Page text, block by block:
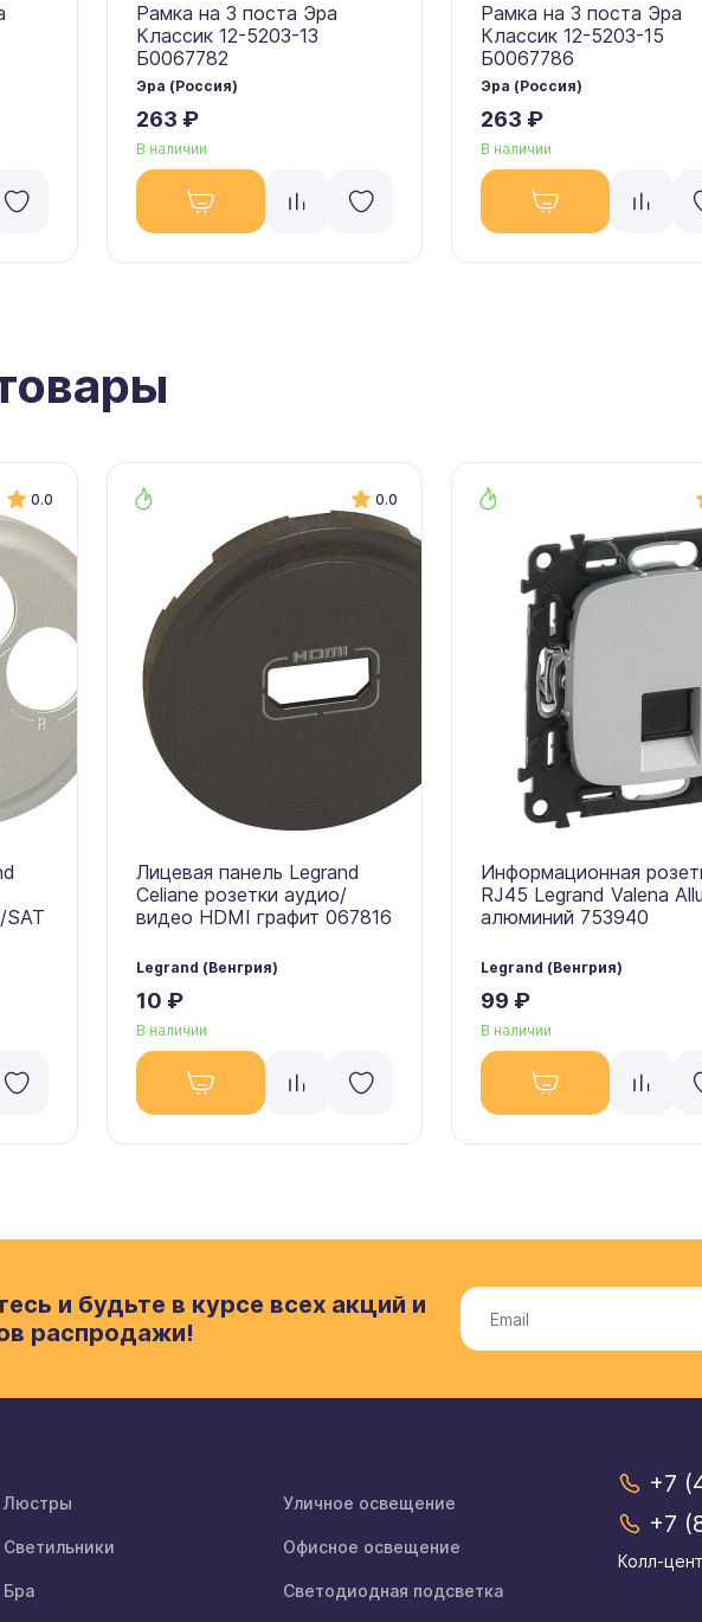
Рамка на 3 поста Эра
Классик 12-5203-13
Б0067782
Эра (Россия)
263 ₽
В наличии
Рамка на 3 поста Эра
Классик 12-5203-15
Б0067786
Эра (Россия)
263 ₽
В наличии
0.0
SAT
0.0
Лицевая панель Legrand
Celiane розетки аудио/
видео HDMI графит 067816
Legrand (Венгрия)
10 ₽
В наличии
Информационная
RJ45 Legrand Valena
алюминий 753940
Legrand (Венгрия)
99 ₽
В наличии
и будьте в курсе всех акций и
распродажи!
Люстры
Светильники
Бра
Уличное освещение
Офисное освещение
Светодиодная подсветка
+7
+7
Колл-